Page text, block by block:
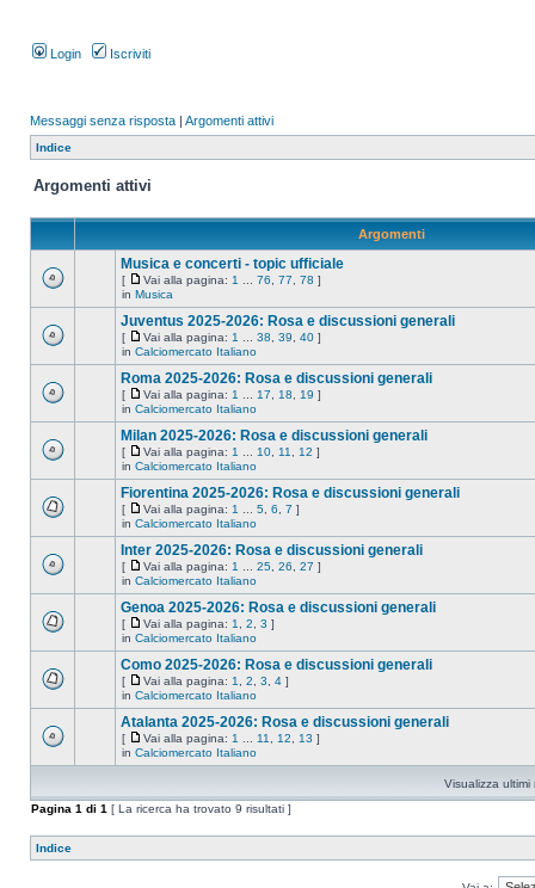
Login Iscriviti
Messaggi senza risposta | Argomenti attivi
Indice
Argomenti attivi
Argomenti
Musica e concerti - topic ufficiale
[ Vai alla pagina: 1 76 77 78 ]
in Musica
Juventus 2025-2026: Rosa e discussioni generali
[ Vai alla pagina: 1 38 39 40 ]
in Calciomercato Italiano
Roma 2025-2026: Rosa e discussioni generali
[ Vai alla pagina: 1 17 18 19 ]
in Calciomercato Italiano
Milan 2025-2026: Rosa e discussioni generali
[ Vai alla pagina: 1 10 11 12 ]
in Calciomercato Italiano
Fiorentina 2025-2026: Rosa e discussioni generali
[ Vai alla pagina: 1 5 6 7 ]
in Calciomercato Italiano
Inter 2025-2026: Rosa e discussioni generali
[ Vai alla pagina: 1 25 26 27 ]
in Calciomercato Italiano
Genoa 2025-2026: Rosa e discussioni generali
[ Vai alla pagina: 1 2 3 ]
in Calciomercato Italiano
Como 2025-2026: Rosa e discussioni generali
[ Vai alla pagina: 1 2 3 4 ]
in Calciomercato Italiano
Atalanta 2025-2026: Rosa e discussioni generali
[ Vai alla pagina: 1 11 12 13 ]
in Calciomercato Italiano
Visualizza ultimi
Pagina 1 di 1 [ La ricerca ha trovato 9 risultati ]
Indice